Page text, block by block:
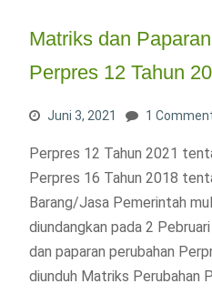
Matriks dan
Perpres 12 Tahun
Juni 3, 2021 1
Perpres 12 Tahun 2021
Perpres 16 Tahun 2018
Barang/Jasa Pemerintah
diundangkan pada 2
dan paparan perubahan
diunduh Matriks Perubahan